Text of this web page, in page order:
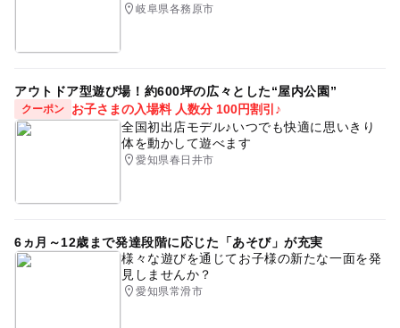
岐阜県各務原市
アウトドア型遊び場！約600坪の広々とした“屋内公園”
クーポン
お子さまの入場料 人数分 100円割引♪
全国初出店モデル♪いつでも快適に思いきり
体を動かして遊べます
愛知県春日井市
6ヵ月～12歳まで発達段階に応じた「あそび」が充実
様々な遊びを通じてお子様の新たな一面を発
見しませんか？
愛知県常滑市